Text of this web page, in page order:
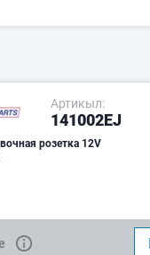
Артикыл:
141002EJ
розетка 12V